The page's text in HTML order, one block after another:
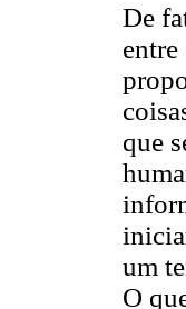
De
que
um
O